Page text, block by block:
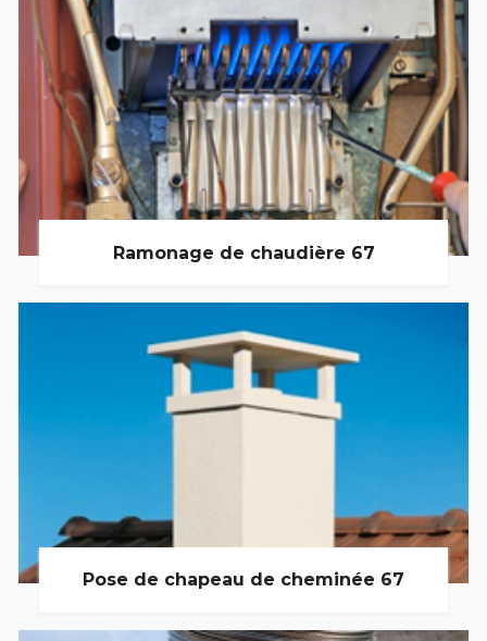
Ramonage de chaudière 67
Pose de chapeau de cheminée 67